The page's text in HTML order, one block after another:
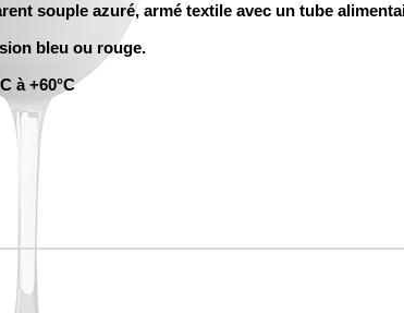
souple azuré, armé textile avec un tube
bleu ou rouge.
à +60°C